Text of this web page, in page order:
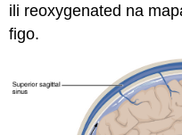
ili reoxygenated na
figo.